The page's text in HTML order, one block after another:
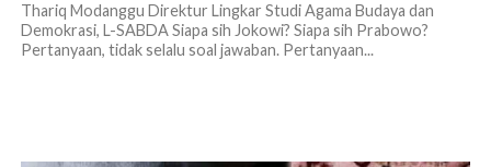
Thariq Modanggu Direktur Lingkar Studi Agama Budaya dan
Demokrasi, L-SABDA Siapa sih Jokowi? Siapa sih Prabowo?
Pertanyaan, tidak selalu soal jawaban. Pertanyaan...